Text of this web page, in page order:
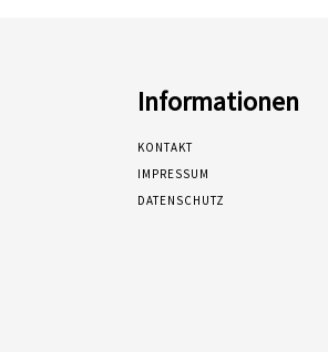
Informationen
KONTAKT
IMPRESSUM
DATENSCHUTZ